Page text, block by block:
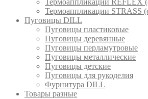
Термоаппликации REFLEX
Термоаппликации STRASS
Пуговицы DILL
Пуговицы пластиковые
Пуговицы деревянные
Пуговицы перламутровые
Пуговицы металлические
Пуговицы детские
Пуговицы для рукоделия
Фурнитура DILL
Товары разные